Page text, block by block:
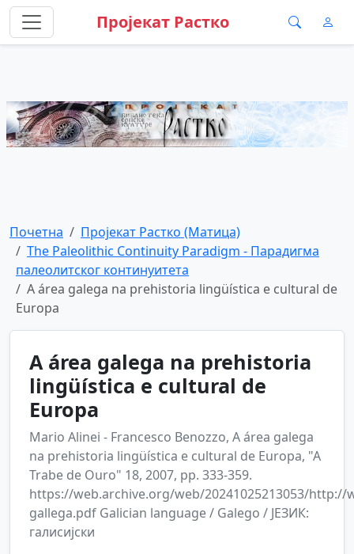
Пројекат Растко
Почетна
Пројекат Растко (Матица)
The Paleolithic Continuity Paradigm - Парадигма
палеолитског континуитета
A área galega na prehistoria lingüística e cultural de
Europa
A área galega na prehistoria
lingüística e cultural de
Europa
Mario Alinei - Francesco Benozzo, A área galega
na prehistoria lingüística e cultural de Europa, "A
Trabe de Ouro" 18, 2007, pp. 333-359.
https://web.archive.org/web/20241025213053/
gallega.pdf Galician language / Galego / ЈЕЗИК:
галисијски